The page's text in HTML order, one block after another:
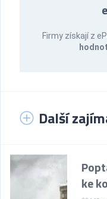
Firmy získají z
Další
ke